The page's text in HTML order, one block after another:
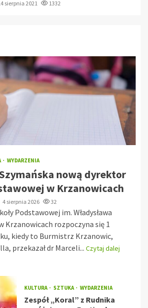
sierpnia 2021 1332
WYDARZENIA
nową dyrektor
w Krzanowicach
4 sierpnia 2026 32
Podstawowej im. Władysława
Krzanowicach rozpoczyna się 1
kiedy to Burmistrz Krzanowic,
przekazał dr Marceli... Czytaj dalej
KULTURA SZTUKA WYDARZENIA
Zespół „Koral” z Rudnika